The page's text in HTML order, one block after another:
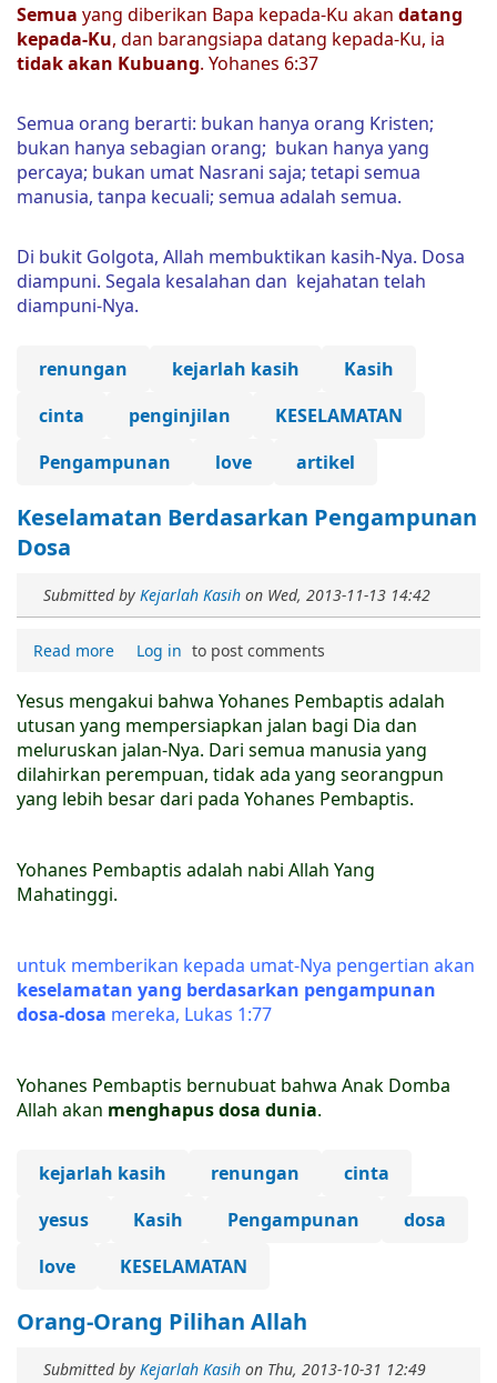
Semua yang diberikan Bapa kepada-Ku akan datang
kepada-Ku, dan barangsiapa datang kepada-Ku, ia
tidak akan Kubuang. Yohanes 6:37
Semua orang berarti: bukan hanya orang Kristen;
bukan hanya sebagian orang; bukan hanya yang
percaya; bukan umat Nasrani saja; tetapi semua
manusia, tanpa kecuali; semua adalah semua.
Di bukit Golgota, Allah membuktikan kasih-Nya. Dosa
diampuni. Segala kesalahan dan kejahatan telah
diampuni-Nya.
renungan kejarlah kasih
Kasih
cinta
penginjilan
KESELAMATAN
Pengampunan
love artikel
Keselamatan Berdasarkan Pengampunan
Dosa
Submitted by Kejarlah Kasih on Wed, 2013-11-13 14:42
Read more Log in to post comments
Yesus mengakui bahwa Yohanes Pembaptis adalah
utusan yang mempersiapkan jalan bagi Dia dan
meluruskan jalan-Nya. Dari semua manusia yang
dilahirkan perempuan, tidak ada yang seorangpun
yang lebih besar dari pada Yohanes Pembaptis.
Yohanes Pembaptis adalah nabi Allah Yang
Mahatinggi.
untuk memberikan kepada umat-Nya pengertian akan
keselamatan yang berdasarkan pengampunan
dosa-dosa mereka, Lukas 1:77
Yohanes Pembaptis bernubuat bahwa Anak Domba
Allah akan menghapus dosa dunia.
kejarlah kasih renungan
cinta
yesus
Kasih Pengampunan
dosa
love
KESELAMATAN
Orang-Orang Pilihan Allah
Submitted by Kejarlah Kasih on Thu, 2013-10-31 12:49